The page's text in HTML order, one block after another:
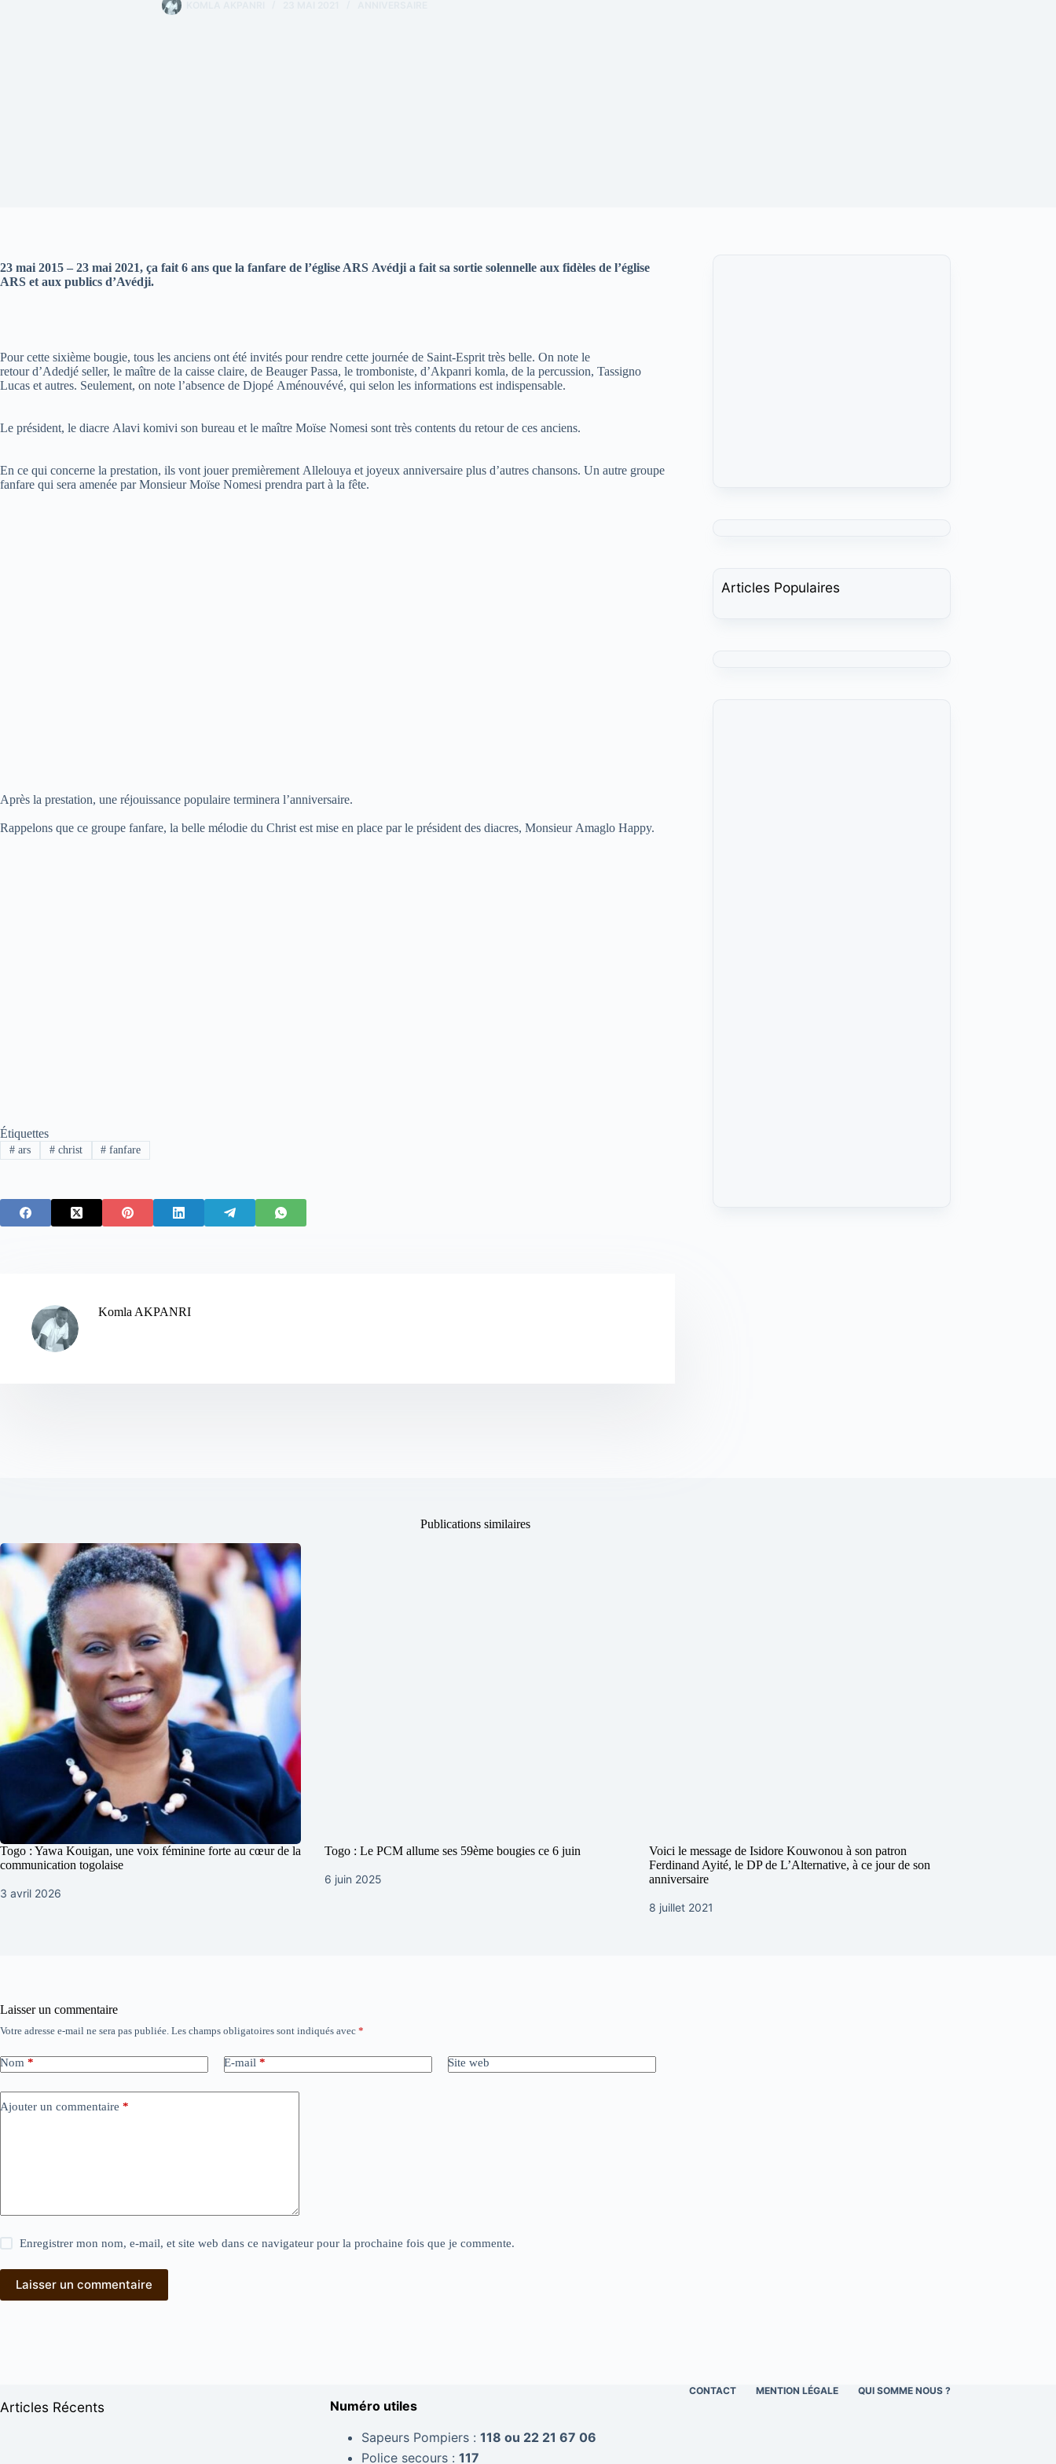
23 mai 2015 – 23 mai 2021, ça fait 6 ans que la fanfare de l’église ARS Avédji a fait sa sortie solennelle aux fidèles de l’église
ARS et aux publics d’Avédji.
Pour cette sixième bougie, tous les anciens ont été invités pour rendre cette journée de Saint-Esprit très belle. On note le
retour d’Adedjé seller, le maître de la caisse claire, de Beauger Passa, le tromboniste, d’Akpanri komla, de la percussion, Tassigno
Lucas et autres. Seulement, on note l’absence de Djopé Aménouvévé, qui selon les informations est indispensable.
Le président, le diacre Alavi komivi son bureau et le maître Moïse Nomesi sont très contents du retour de ces anciens.
En ce qui concerne la prestation, ils vont jouer premièrement Allelouya et joyeux anniversaire plus d’autres chansons. Un autre groupe
fanfare qui sera amenée par Monsieur Moïse Nomesi prendra part à la fête.
Après la prestation, une réjouissance populaire terminera l’anniversaire.
Rappelons que ce groupe fanfare, la belle mélodie du Christ est mise en place par le président des diacres, Monsieur Amaglo Happy.
Étiquettes
#ars #christ # fanfare
Komla AKPANRI
Articles Populaires
Publications similaires
Togo : Yawa Kouigan, une voix féminine forte au cœur de la
communication togolaise
3 avril 2026
Togo : Le PCM allume ses 59ème bougies ce 6 juin
6 juin 2025
Voici le message de Isidore Kouwonou à son patron
Ferdinand Ayité, le DP de L’Alternative, à ce jour de son
anniversaire
8 juillet 2021
Laisser un commentaire
Votre adresse e-mail ne sera pas publiée. Les champs obligatoires sont indiqués avec *
Nom * E-mail * Site web
Ajouter un commentaire *
Enregistrer mon nom, e-mail, et site web dans ce navigateur pour la prochaine fois que je commente.
Laisser un commentaire
CONTACT MENTION LÉGALE QUI SOMME NOUS ?
Articles Récents
Numéro utiles
Sapeurs Pompiers : 118 ou 22 21 67 06
Police secours : 117